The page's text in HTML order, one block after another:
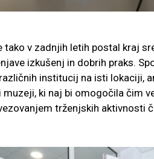
tako v zadnjih letih postal kraj
izkušenj in dobrih praks.
institucij na isti lokaciji,
ki naj bi omogočila čim
trženjskih aktivnosti